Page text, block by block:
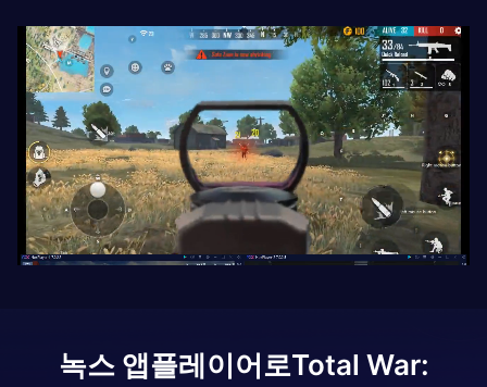
녹스 앱플레이어로Total War: